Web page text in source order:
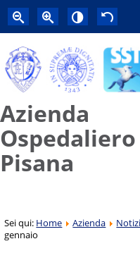
Azienda
Pisana
Sei qui: Home Azienda
gennaio